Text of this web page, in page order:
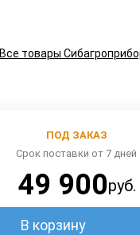
Все товары
ПОД ЗАКАЗ
Срок поставки от 7 дней
49 900руб.
В корзину